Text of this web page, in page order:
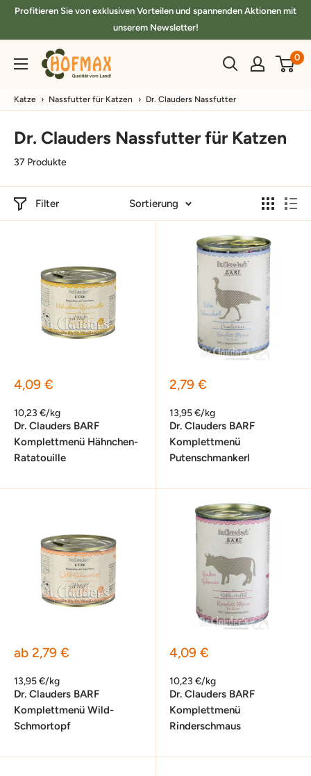
DirektProfitieren Sie von exklusiven Vorteilen und spannenden Aktionen mit
unserem Newsletter!
hofmax.de 0
Katze › Nassfutter für Katzen › Dr. Clauders Nassfutter
Dr. Clauders Nassfutter für Katzen
37 Produkte
Filter Sortierung
Sonderpreis
4,09 €
10,23 €/kg
Dr. Clauders BARF
Komplettmenü Hähnchen-
Ratatouille
Sonderpreis
2,79 €
13,95 €/kg
Dr. Clauders BARF
Komplettmenü
Putenschmankerl
Sonderpreis
ab 2,79 €
13,95 €/kg
Dr. Clauders BARF
Komplettmenü Wild-
Schmortopf
Sonderpreis
4,09 €
10,23 €/kg
Dr. Clauders BARF
Komplettmenü
Rinderschmaus